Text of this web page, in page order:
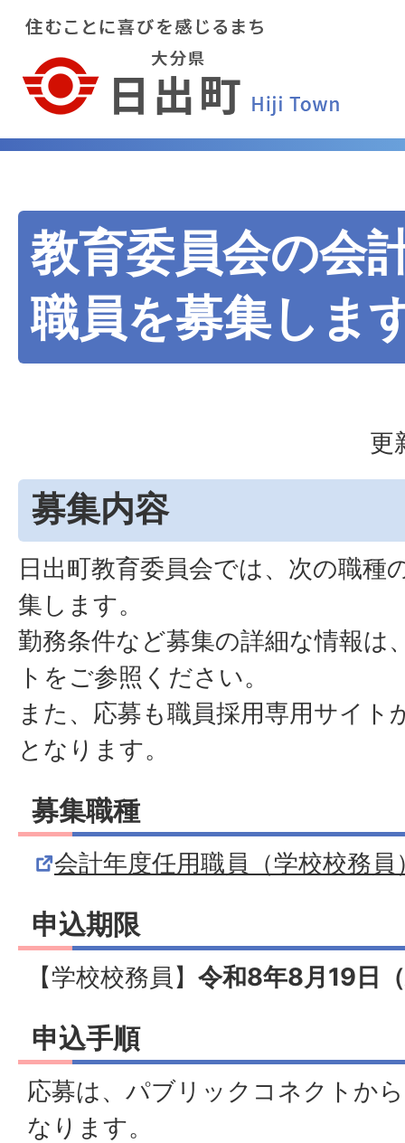
教育委員会の会
職員を募集しま
更
募集内容
日出町教育委員会では、次の職種
集します。
勤務条件など募集の詳細な情報は
トをご参照ください。
また、応募も職員採用専用サイト
となります。
募集職種
会計年度任用職員（学校校務員
申込期限
【学校校務員】 令和8年8月19日
申込手順
応募は、パブリックコネクトか
なります。